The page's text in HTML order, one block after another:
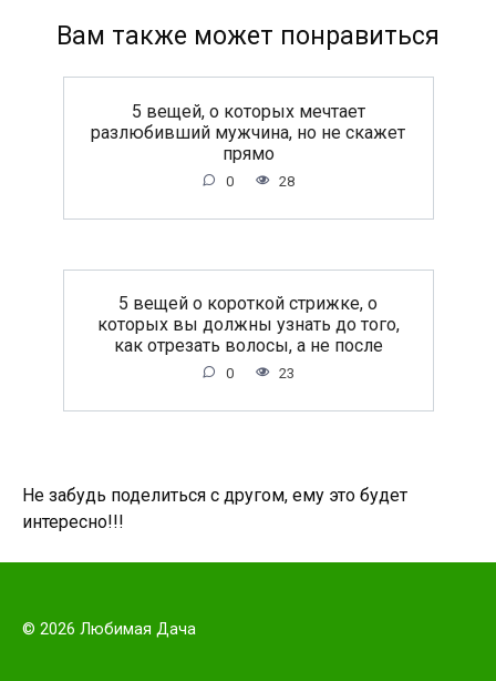
Вам также может понравиться
5 вещей, о которых мечтает
разлюбивший мужчина, но не скажет
прямо
0 28
5 вещей о короткой стрижке, о
которых вы должны узнать до того,
как отрезать волосы, а не после
0 23
Не забудь поделиться с другом, ему это будет
интересно!!!
© 2026 Любимая Дача